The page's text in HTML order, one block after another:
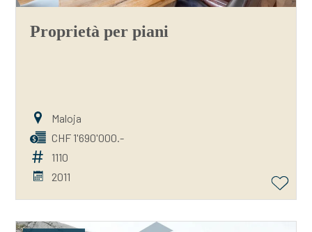
Proprietà per piani
Maloja
CHF 1'690'000.-
1110
2011